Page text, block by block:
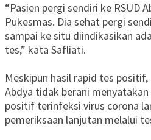
“Pasien pergi sendiri ke RSUD
Pukesmas. Dia sehat pergi
sampai ke situ diindikasikan
tes,” kata Safliati.
Meskipun hasil rapid tes
Abdya tidak berani
positif terinfeksi virus corona
pemeriksaan lanjutan melalui